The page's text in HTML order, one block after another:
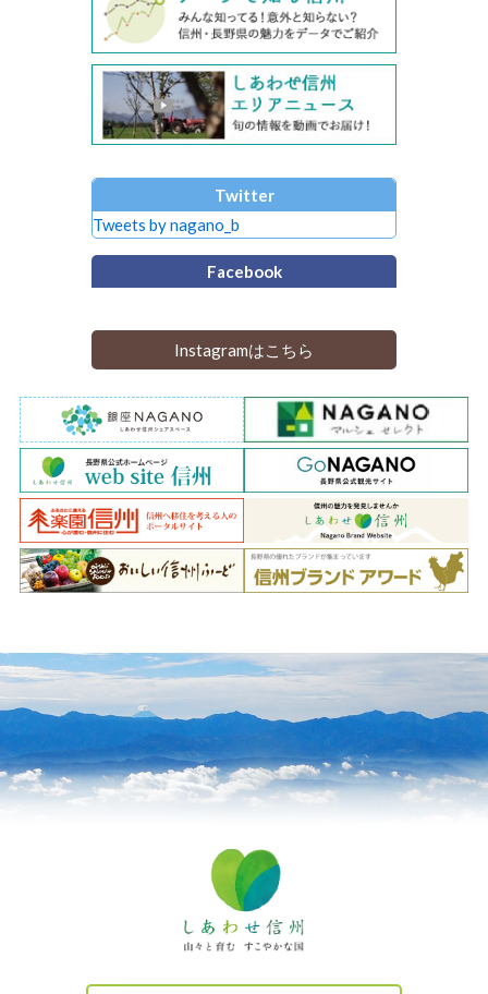
Twitter
Tweets by nagano_b
Facebook
Instagramはこちら